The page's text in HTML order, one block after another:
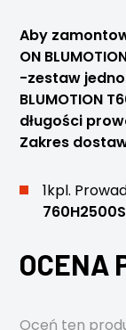
Aby
ON
-zestaw
BLUMOTION
długości
Zakres
1kpl.
OCENA
Oceń ten